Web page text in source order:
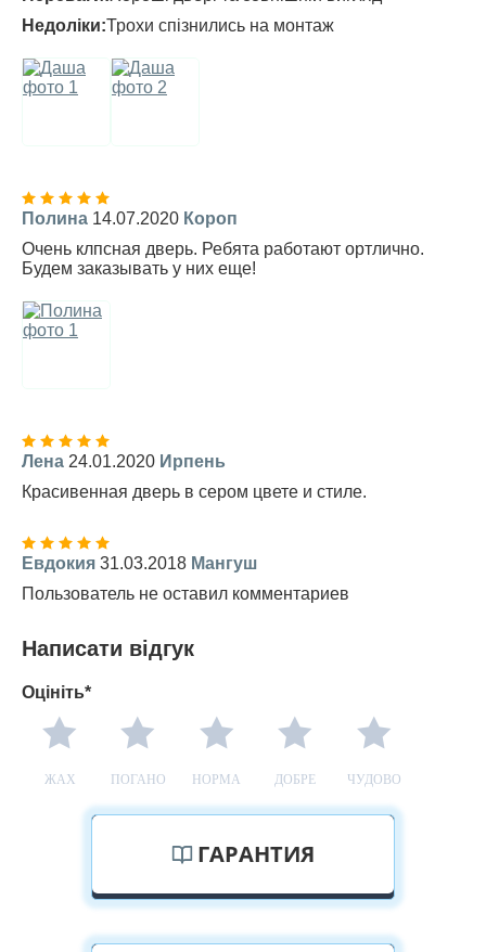
Недоліки:Трохи спізнились на монтаж
Полина 14.07.2020 Короп
Очень клпсная дверь. Ребята работают ортлично.
Будем заказывать у них еще!
Лена 24.01.2020 Ирпень
Красивенная дверь в сером цвете и стиле.
Евдокия 31.03.2018 Мангуш
Пользователь не оставил комментариев
Написати відгук
Оцініть*
ЖАХ ПОГАНО НОРМА ДОБРЕ ЧУДОВО
ГАРАНТИЯ